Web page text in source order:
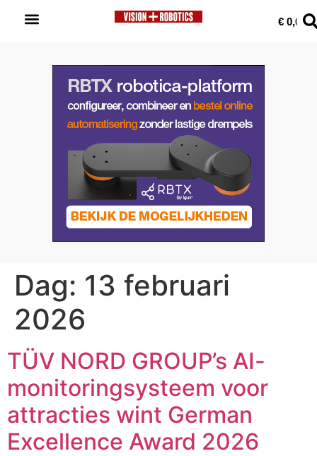
€ 0,00 0
Dag: 13 februari
2026
TÜV NORD GROUP’s AI-
monitoringsysteem voor
attracties wint German
Excellence Award 2026